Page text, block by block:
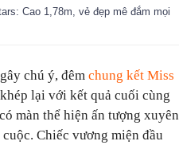
Cao 1,78m, vẻ đẹp mê đắm mọi
chú ý, đêm chung kết Miss
lại với kết quả cuối cùng
có màn thể hiện ấn tượng xuyên
Chiếc vương miện đầu